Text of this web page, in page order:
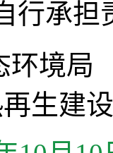
行承担
环境局
生建